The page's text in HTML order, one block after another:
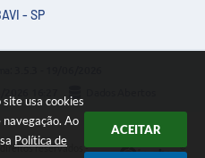
site usa cookies
Ao
Política de
ACEITAR
- SP
reservados -